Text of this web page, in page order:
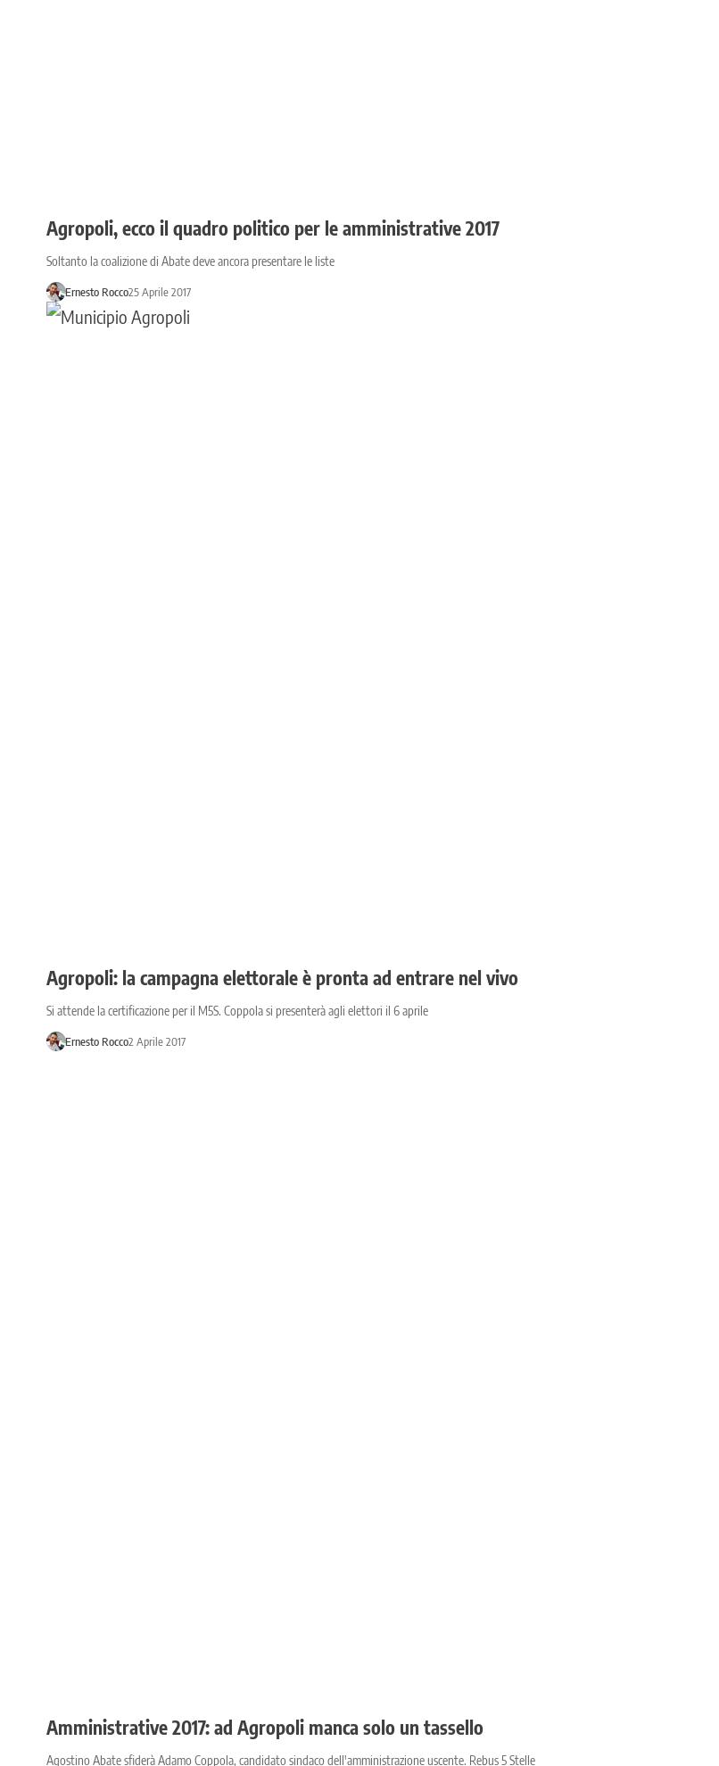
Agropoli, ecco il quadro politico per le amministrative 2017
Soltanto la coalizione di Abate deve ancora presentare le liste
Ernesto Rocco25 Aprile 2017
Agropoli: la campagna elettorale è pronta ad entrare nel vivo
Si attende la certificazione per il M5S. Coppola si presenterà agli elettori il 6 aprile
Ernesto Rocco2 Aprile 2017
Amministrative 2017: ad Agropoli manca solo un tassello
Agostino Abate sfiderà Adamo Coppola, candidato sindaco dell'amministrazione uscente. Rebus 5 Stelle